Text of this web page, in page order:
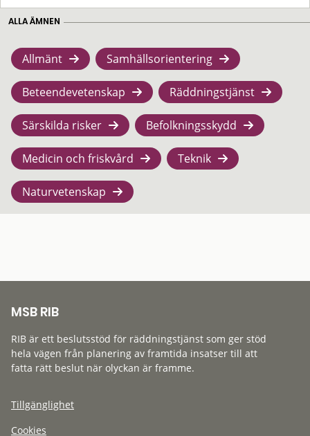
ALLA ÄMNEN
Allmänt Samhällsorientering
Beteendevetenskap Räddningstjänst
Särskilda risker Befolkningsskydd
Medicin och friskvård Teknik
Naturvetenskap
MSB RIB
RIB är ett beslutsstöd för räddningstjänst som ger stöd
hela vägen från planering av framtida insatser till att
fatta rätt beslut när olyckan är framme.
Tillgänglighet
Cookies